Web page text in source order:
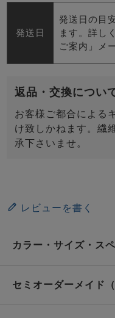
発送日
発送日の目
ます。詳し
ご案内」メ
返品・交換につい
お客様ご都合による
け致しかねます。繊
承下さいませ。
レビューを書く
カラー・サイズ・ス
セミオーダーメイド